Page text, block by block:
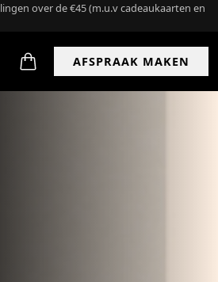
Bestel en haal op
AFSPRAAK MAKEN